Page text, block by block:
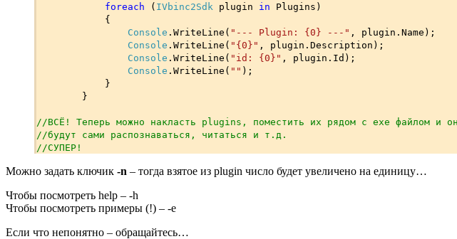
foreach ( IVbinc2Sdk plugin in Plugins)
{
Console .WriteLine( "--- Plugin: {0} ---" , plugin.Name);
Console .WriteLine( "{0}" , plugin.Description);
Console .WriteLine( "id: {0}" , plugin.Id);
Console .WriteLine( "" );
}
}
//ВСЁ! Теперь можно накласть plugins, поместить их рядом с exe файлом и
//будут сами распознаваться, читаться и т.д.
//СУПЕР!
Можно задать ключик -n – тогда взятое из plugin число будет увеличено на единицу…
Чтобы посмотреть help – -h
Чтобы посмотреть примеры (!) – -e
Если что непонятно – обращайтесь…